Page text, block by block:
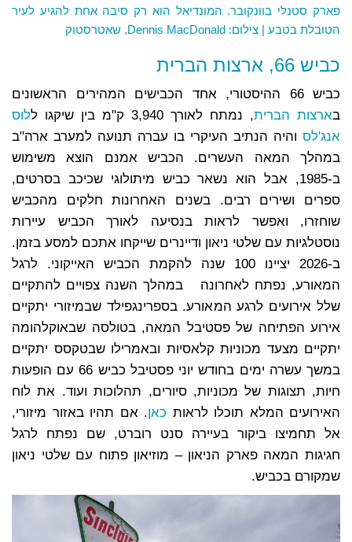
פארק סטנלי בוונקובר. המונדיאל הוא רק סיבה אחת להגיע לעיר
הטובלת בטבע | צילום: Dennis MacDonald, שאטרסטוק
כביש 66, ארצות הברית
כביש 66 ההיסטורי, אחד הכבישים המהירים הראשונים
בארצות הברית, נמתח לאורך 3,940 ק"מ בין שיקגו ל
לוס
אנג'לס והיה הנתיב העיקרי בו עברה תנועה למערב ארה"ב
במהלך המאה העשרים. הכביש אמנם הוצא משימוש
ב-1985, אבל הוא נשאר כביש מיתולוגי שכיכב בסרטים,
ספרים ושירים רבים. בשנים האחרונות חלקים מהכביש
שוחזרו, ואפשר לראות בנסיעה לאורך הכביש עיירות
נוסטלגיות עם שלטי ניאון ודיינרים שייקחו אתכם למסע בזמן.
ב-2026 יציינו 100 שנה להקמת הכביש האייקוני. לרגל
המאורע, נפתח לאחרונה במהלך השנה צפויים להתקיים
שלל אירועים לרגע המאורע. בספרינגפילד שבמיזורי יתקיים
אירוע הפתיחה של פסטיבל המאה, בטולסה שבאוקלהומה
יתקיים מצעד מכוניות קלאסיות ובאמרילו שבטקסס יתקיים
במשך עשרה ימים בחודש יוני פסטיבל כביש 66 עם הופעות
חיות, תצוגות של מכוניות, סיורים, תהלוכות ועוד. את לוח
האירועים המלא תוכלו לראות כאן. אם תהיו באזור מיזורי,
אל תחמיצו ביקור בעיירה סנט רוברט, שם נפתח לרגל
חגיגות המאה פארק הניאון – מוזיאון פתוח עם שלטי ניאון
שמקורם בכביש.